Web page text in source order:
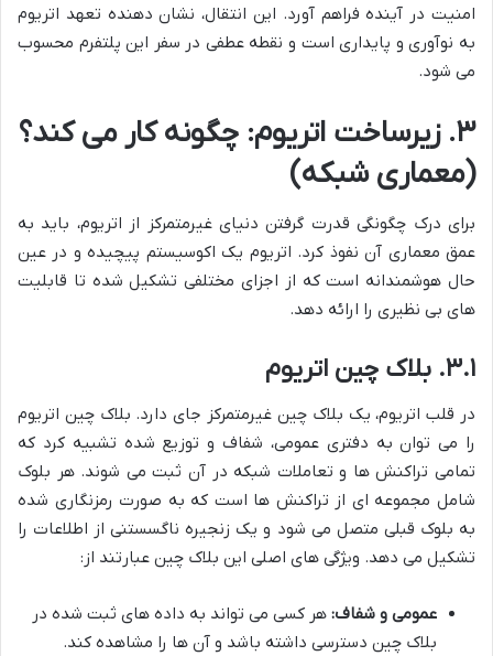
امنیت در آینده فراهم آورد. این انتقال، نشان دهنده تعهد اتریوم
به نوآوری و پایداری است و نقطه عطفی در سفر این پلتفرم محسوب
می شود.
۳. زیرساخت اتریوم: چگونه کار می کند؟
(معماری شبکه)
برای درک چگونگی قدرت گرفتن دنیای غیرمتمرکز از اتریوم، باید به
عمق معماری آن نفوذ کرد. اتریوم یک اکوسیستم پیچیده و در عین
حال هوشمندانه است که از اجزای مختلفی تشکیل شده تا قابلیت
های بی نظیری را ارائه دهد.
۳.۱. بلاک چین اتریوم
در قلب اتریوم، یک بلاک چین غیرمتمرکز جای دارد. بلاک چین اتریوم
را می توان به دفتری عمومی، شفاف و توزیع شده تشبیه کرد که
تمامی تراکنش ها و تعاملات شبکه در آن ثبت می شوند. هر بلوک
شامل مجموعه ای از تراکنش ها است که به صورت رمزنگاری شده
به بلوک قبلی متصل می شود و یک زنجیره ناگسستنی از اطلاعات را
تشکیل می دهد. ویژگی های اصلی این بلاک چین عبارتند از:
عمومی و شفاف: هر کسی می تواند به داده های ثبت شده در
بلاک چین دسترسی داشته باشد و آن ها را مشاهده کند.